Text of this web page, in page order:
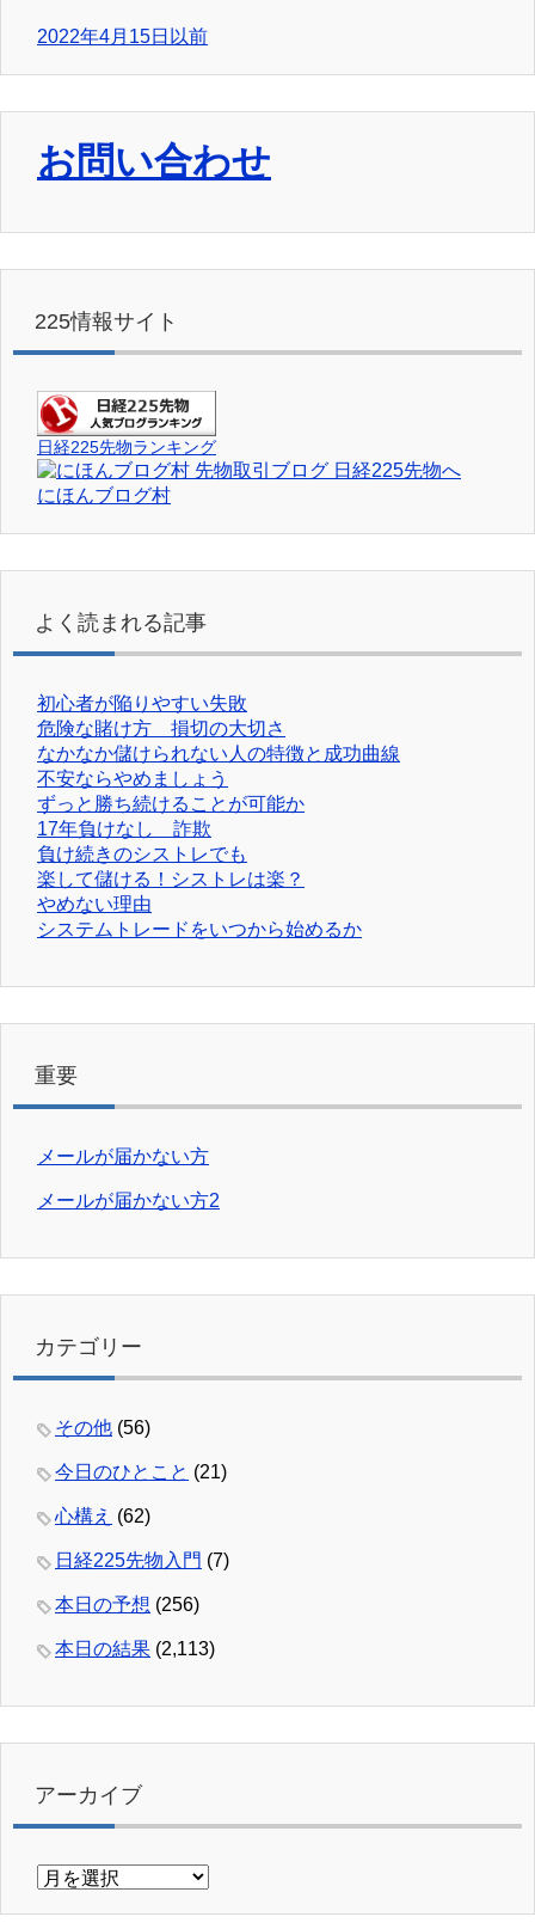
2022年4月15日以前
お問い合わせ
225情報サイト
日経225先物ランキング
にほんブログ村
よく読まれる記事
初心者が陥りやすい失敗
危険な賭け方 損切の大切さ
なかなか儲けられない人の特徴と成功曲線
不安ならやめましょう
ずっと勝ち続けることが可能か
17年負けなし 詐欺
負け続きのシストレでも
楽して儲ける！シストレは楽？
やめない理由
システムトレードをいつから始めるか
重要
メールが届かない方
メールが届かない方2
カテゴリー
その他 (56)
今日のひとこと (21)
心構え (62)
日経225先物入門 (7)
本日の予想 (256)
本日の結果 (2,113)
アーカイブ
ア